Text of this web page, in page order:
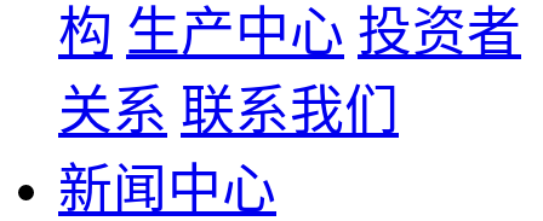
构 生产中心 投资者
关系 联系我们
新闻中心